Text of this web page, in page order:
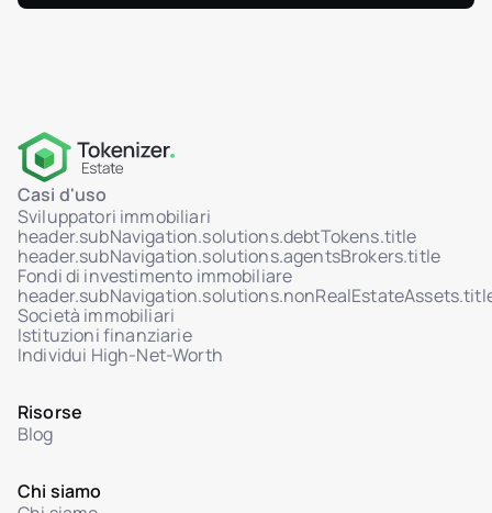
Supporto MFA per accesso admin
Dashboard attività in tempo reale (utenti,
vendite, token)
Trasferimenti di token attivati dall'admin
Sistema ticket sicuro con Help Center
Interfaccia chat admin per ticket con gli
investitori
Gestione stato ticket: In revisione / Risolto
Casi d'uso
Sviluppatori immobiliari
header.subNavigation.solutions.debtTokens.title
header.subNavigation.solutions.agentsBrokers.title
Fondi di investimento immobiliare
Società immobiliari
Istituzioni finanziarie
Individui High-Net-Worth
Risorse
Blog
Chi siamo